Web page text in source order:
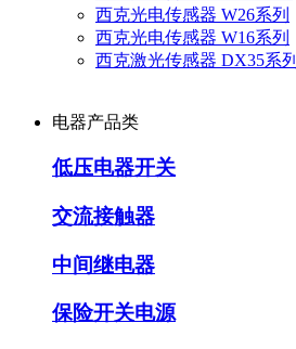
西克光电传感器 W26系列
西克光电传感器 W16系列
西克激光传感器 DX35系列
电器产品类
低压电器开关
交流接触器
中间继电器
保险开关电源